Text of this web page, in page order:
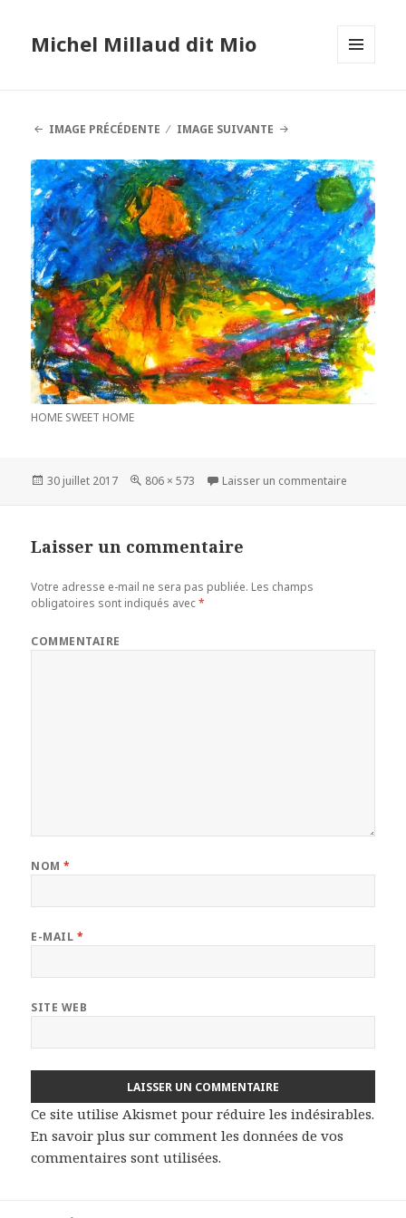
Michel Millaud dit Mio
IMAGE PRÉCÉDENTE
IMAGE SUIVANTE
HOME SWEET HOME
Publié
30 juillet 2017
Taille
806 × 573 Laisser un commentaire
Laisser un commentaire
Votre adresse e-mail ne sera pas publiée. Les champs
obligatoires sont indiqués avec*
COMMENTAIRE
NOM*
E-MAIL *
SITE WEB
Ce site utilise Akismet pour réduire les indésirables.
En savoir plus sur comment les données de vos
commentaires sont utilisées.